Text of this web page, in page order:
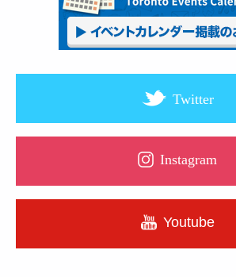
Twitter
Instagram
Youtube